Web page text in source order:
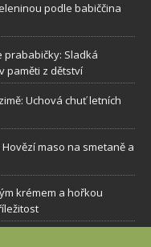
podle babiččina
prababičky: Sladká
paměti z dětství
Uchová chuť letních
maso na smetaně a
krémem a hořkou